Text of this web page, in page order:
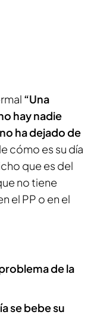
“Una
hay nadie
no ha dejado de
cómo es su día
que es del
no tiene
el PP o en el
de la
se bebe su